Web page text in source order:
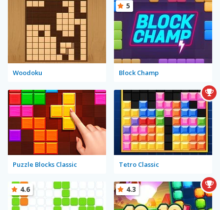
Woodoku Block Champ
5
Puzzle Blocks Classic Tetro Classic
4.6 4.3